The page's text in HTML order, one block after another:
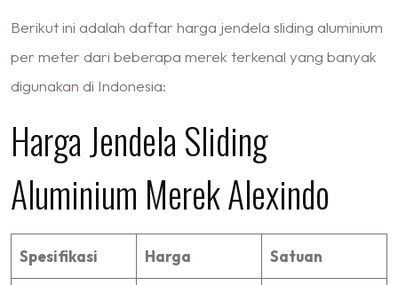
Berikut ini adalah daftar harga jendela sliding aluminium
per meter dari beberapa merek terkenal yang banyak
digunakan di Indonesia:
Harga Jendela Sliding
Aluminium Merek Alexindo
Spesifikasi Harga Satuan